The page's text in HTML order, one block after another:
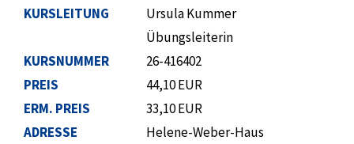
KURSLEITUNG
KURSNUMMER
PREIS
ERM. PREIS
ADRESSE
Ursula Kummer
Übungsleiterin
26-416402
44,10 EUR
33,10 EUR
Helene-Weber-Haus